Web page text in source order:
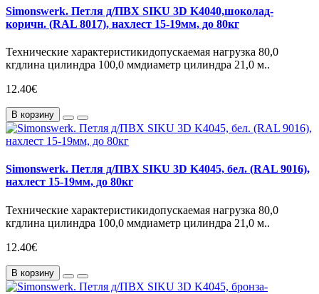
Simonswerk. Петля д/ПВХ SIKU 3D K4040,шоколад-
коричн. (RAL 8017), нахлест 15-19мм, до 80кг
Технические характеристикидопускаемая нагрузка 80,0
кгдлина цилиндра 100,0 ммдиаметр цилиндра 21,0 м..
12.40€
В корзину
Simonswerk. Петля д/ПВХ SIKU 3D K4045, бел. (RAL 9016),
нахлест 15-19мм, до 80кг
Технические характеристикидопускаемая нагрузка 80,0
кгдлина цилиндра 100,0 ммдиаметр цилиндра 21,0 м..
12.40€
В корзину